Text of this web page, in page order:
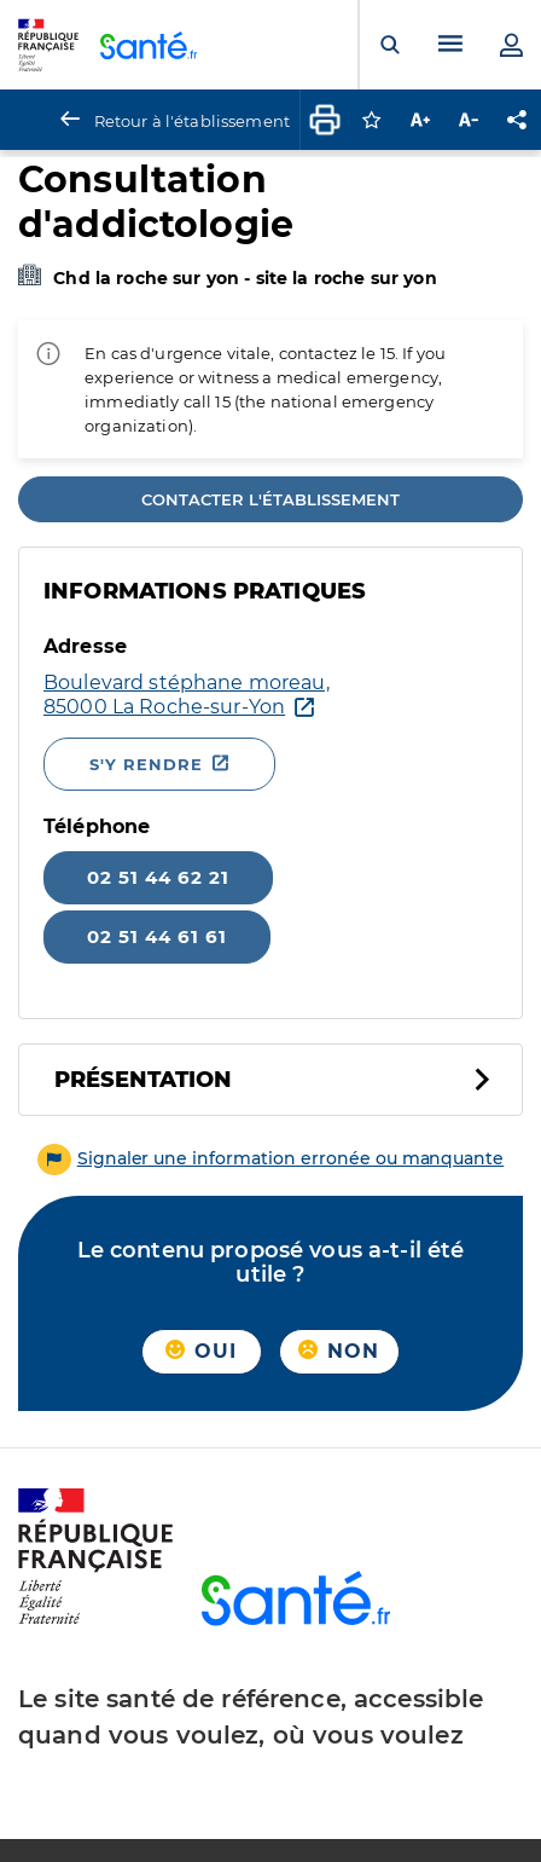
Ouvrir laMenu
Retour à l'établissement Connectez-vous
Augmenter la
Consultation
d'addictologie
Chd la roche sur yon - site la roche sur yon
En cas d'urgence vitale, contactez le 15. If you
experience or witness a medical emergency,
immediatly call 15 (the national emergency
organization).
CONTACTER L'ÉTABLISSEMENT
INFORMATIONS PRATIQUES
Adresse
Boulevard stéphane moreau,
85000 La Roche-sur-Yon
S'Y RENDRE
Téléphone
02 51 44 62 21
02 51 44 61 61
PRÉSENTATION
Signaler une information erronée ou manquante
Le contenu proposé vous a-t-il été
utile ?
OUI NON
Le site santé de référence, accessible
quand vous voulez, où vous voulez